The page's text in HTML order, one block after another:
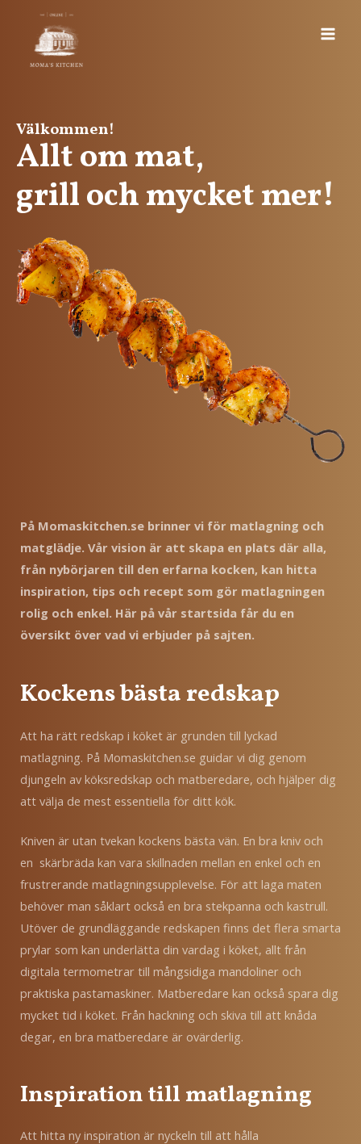
Välkommen!
Allt om mat,
grill och mycket mer!
På Momaskitchen.se brinner vi för matlagning och
matglädje. Vår vision är att skapa en plats där alla,
från nybörjaren till den erfarna kocken, kan hitta
inspiration, tips och recept som gör matlagningen
rolig och enkel. Här på vår startsida får du en
översikt över vad vi erbjuder på sajten.
Kockens bästa redskap
Att ha rätt redskap i köket är grunden till lyckad
matlagning. På Momaskitchen.se guidar vi dig genom
djungeln av köksredskap och matberedare, och hjälper dig
att välja de mest essentiella för ditt kök.
Kniven är utan tvekan kockens bästa vän. En bra kniv och
en skärbräda kan vara skillnaden mellan en enkel och en
frustrerande matlagningsupplevelse. För att laga maten
behöver man såklart också en bra stekpanna och kastrull.
Utöver de grundläggande redskapen finns det flera smarta
prylar som kan underlätta din vardag i köket, allt från
digitala termometrar till mångsidiga mandoliner och
praktiska pastamaskiner. Matberedare kan också spara dig
mycket tid i köket. Från hackning och skiva till att knåda
degar, en bra matberedare är ovärderlig.
Inspiration till matlagning
Att hitta ny inspiration är nyckeln till att hålla